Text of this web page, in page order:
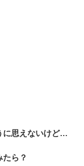
に思えないけど…
たら？